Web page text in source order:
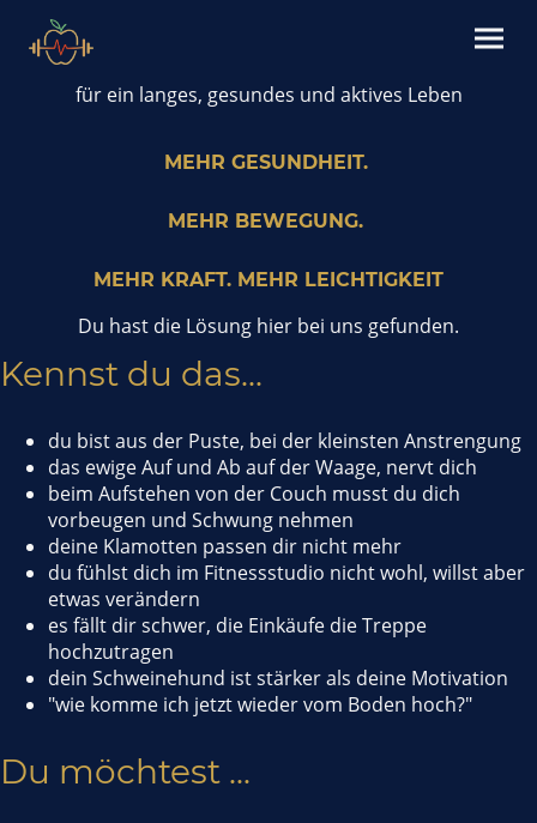
für ein langes, gesundes und aktives Leben
MEHR GESUNDHEIT.
MEHR BEWEGUNG.
MEHR KRAFT. MEHR LEICHTIGKEIT
Du hast die Lösung hier bei uns gefunden.
Kennst du das...
du bist aus der Puste, bei der kleinsten Anstrengung
das ewige Auf und Ab auf der Waage, nervt dich
beim Aufstehen von der Couch musst du dich
vorbeugen und Schwung nehmen
deine Klamotten passen dir nicht mehr
du fühlst dich im Fitnessstudio nicht wohl, willst aber
etwas verändern
es fällt dir schwer, die Einkäufe die Treppe
hochzutragen
dein Schweinehund ist stärker als deine Motivation
"wie komme ich jetzt wieder vom Boden hoch?"
Du möchtest ...